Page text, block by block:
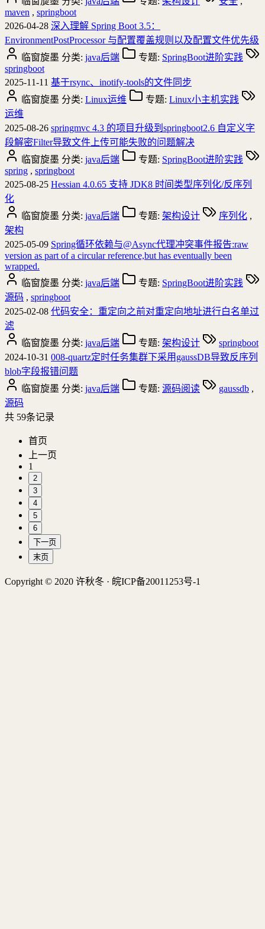
maven , springboot
2026-04-28 深入理解 Spring Boot 3.5：
EnvironmentPostProcessor 与配置覆盖规则以及配置文件优先级
临窗旋墨 分类: java后端 专题: SpringBoot进阶实践
springboot
2025-11-11 基于rsync、inotify-tools的文件同步
临窗旋墨 分类: Linux运维 专题: Linux小主机实践
运维
2025-08-26 springmvc 4.3 的项目升级到springboot2.6 自定义字
段解密Filter导致文件上传可能失败的问题解决
临窗旋墨 分类: java后端 专题: SpringBoot进阶实践
spring , springboot
2025-08-25 Hessian 4.0.65 支持 JDK8 时间类型序列化/反序列
化
临窗旋墨 分类: java后端 专题: 架构设计 序列化 ,
架构
2025-05-09 Spring循环依赖与@Async代理冲突事件报告:raw
version as part of a circular reference,but has eventually been
wrapped.
临窗旋墨 分类: java后端 专题: SpringBoot进阶实践
源码 , springboot
2025-02-08 代码安全：重定向之前对重定向地址进行白名单过
滤
临窗旋墨 分类: java后端 专题: 架构设计
springboot
2024-10-31 008-quartz定时任务集群下采用gaussDB导致反序列
blob字段报错问题
临窗旋墨 分类: java后端 专题: 源码阅读 gaussdb ,
源码
共 59条记录
首页
上一页
1
2
3
4
5
6
下一页
末页
Copyright © 2020 许秋冬 · 皖ICP备20011253号-1